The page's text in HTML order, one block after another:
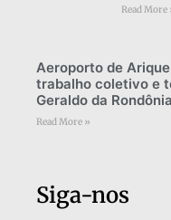
Read More
Aeroporto de
trabalho coletivo e
Geraldo da Rondônia
Read More »
Siga-nos